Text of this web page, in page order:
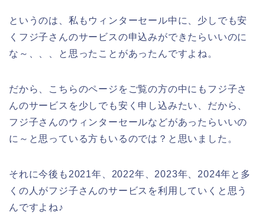
というのは、私もウィンターセール中に、少しでも安
くフジ子さんのサービスの申込みができたらいいのに
な～、、、と思ったことがあったんですよね。
だから、こちらのページをご覧の方の中にもフジ子さ
んのサービスを少しでも安く申し込みたい、だから、
フジ子さんのウィンターセールなどがあったらいいの
に～と思っている方もいるのでは？と思いました。
それに今後も2021年、2022年、2023年、2024年と多
くの人がフジ子さんのサービスを利用していくと思う
んですよね♪